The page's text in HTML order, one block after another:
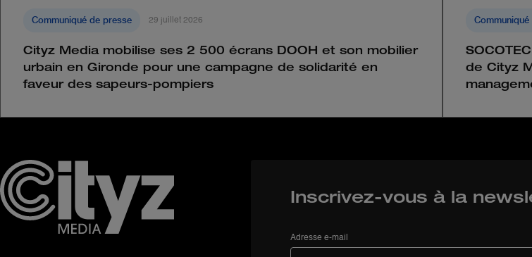
Communiqué de presse 29 juillet 2026
Cityz Media mobilise ses 2 500 écrans DOOH et son mobilier
urbain en Gironde pour une campagne de solidarité en
faveur des sapeurs-pompiers
de Cityz
Inscrivez-vous à la
Adresse e-mail